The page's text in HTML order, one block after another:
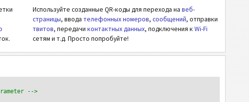
Используйте созданные QR-коды для перехода на веб-
страницы, ввода телефонных номеров, сообщений, отправки
твитов, передачи контактных данных, подключения к Wi-Fi
сетям и т.д. Просто попробуйте!
-->